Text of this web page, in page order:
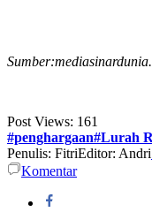
Post Views: 161
#penghargaan#Lurah
Penulis: FitriEditor: Andri
Komentar